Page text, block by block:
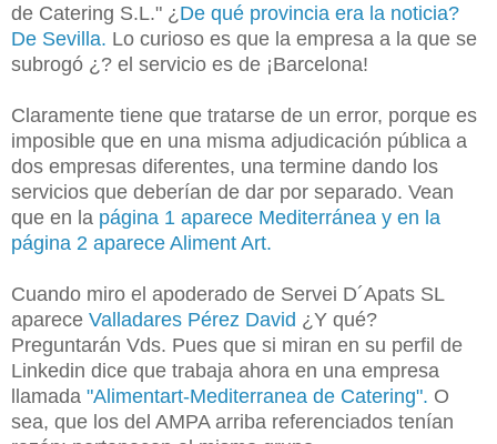
de Catering S.L." ¿ De qué provincia era la noticia?
De Sevilla. Lo curioso es que la empresa a la que se
subrogó ¿? el servicio es de ¡Barcelona!
Claramente tiene que tratarse de un error, porque es
imposible que en una misma adjudicación pública a
dos empresas diferentes, una termine dando los
servicios que deberían de dar por separado. Vean
que en la página 1 aparece Mediterránea y en la
página 2 aparece Aliment Art.
Cuando miro el apoderado de Servei D´Apats SL
aparece Valladares Pérez David ¿Y qué?
Preguntarán Vds. Pues que si miran en su perfil de
Linkedin dice que trabaja ahora en una empresa
llamada "Alimentart-Mediterranea de Catering". O
sea, que los del AMPA arriba referenciados tenían